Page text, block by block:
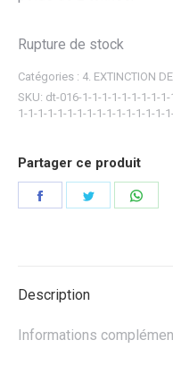
Rupture de stock
Catégories : 4. EXTINCTION
SKU: dt-016-1-1-1-1-1-1-1-1-
1-1-1-1-1-1-1-1-1-1-1-1-1-1-1-
Partager ce produit
Partager Partager
Description
Informations